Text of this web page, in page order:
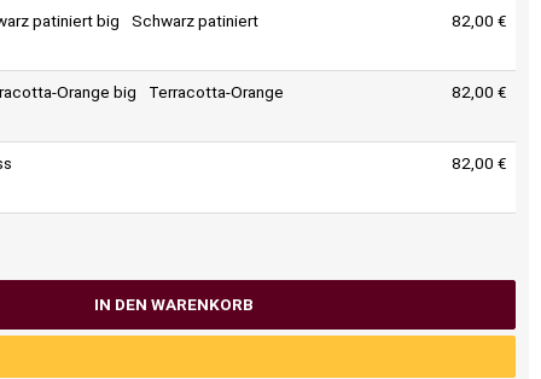
Schwarz patiniert 82,00 €
Terracotta-Orange 82,00 €
82,00 €
IN DEN WARENKORB